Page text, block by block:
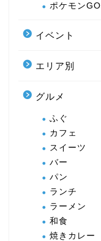
ポケモンGO
イベント
エリア別
グルメ
ふぐ
カフェ
スイーツ
バー
パン
ランチ
ラーメン
和食
焼きカレー